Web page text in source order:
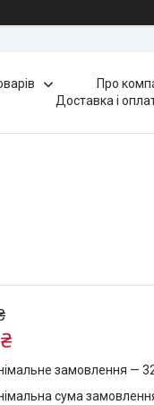
Про
Доставка і
замовлення —
сума